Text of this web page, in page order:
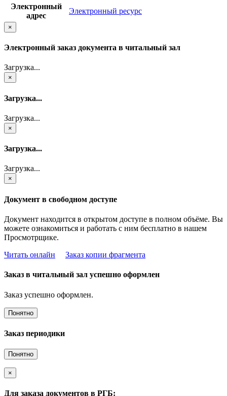
Электронный
адрес
Электронный ресурс
×
Электронный заказ документа в читальный зал
Загрузка...
×
Загрузка...
Загрузка...
×
Загрузка...
Загрузка...
×
Документ в свободном доступе
Документ находится в открытом доступе в полном объёме. Вы
можете ознакомиться и работать с ним бесплатно в нашем
Просмотрщике.
Читать онлайн
Заказ копии фрагмента
Заказ в читальный зал успешно оформлен
Заказ успешно оформлен.
Понятно
Заказ периодики
Понятно
×
Для заказа документов в РГБ: